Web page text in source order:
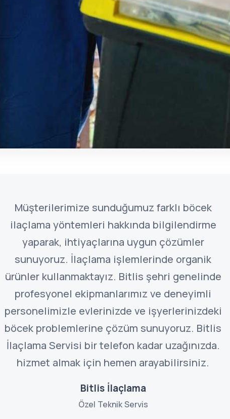
Müşterilerimize sunduğumuz farklı böcek
ilaçlama yöntemleri hakkında bilgilendirme
yaparak, ihtiyaçlarına uygun çözümler
sunuyoruz. İlaçlama işlemlerinde organik
ürünler kullanmaktayız. Bitlis şehri genelinde
profesyonel ekipmanlarımız ve deneyimli
personelimizle evlerinizde ve işyerlerinizdeki
böcek problemlerine çözüm sunuyoruz. Bitlis
İlaçlama Servisi bir telefon kadar uzağınızda.
hizmet almak için hemen arayabilirsiniz.
Bitlis İlaçlama
Özel Teknik Servis